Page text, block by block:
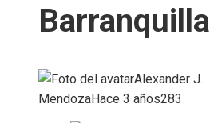
Barranquilla
Alexander J.
MendozaHace 3 años283